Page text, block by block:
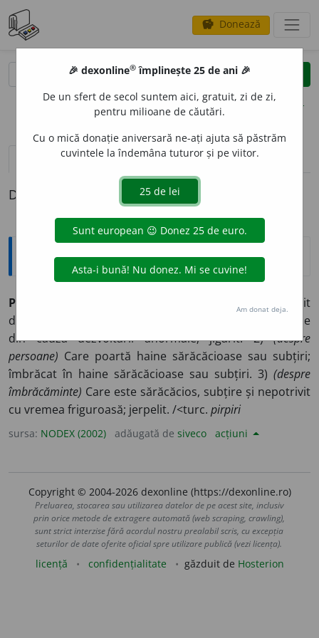
savings Donează
clear
opțiuni
definiții (1)
Definiția cu ID-ul 347771:
Explicative DEX
PIRPIR
Care s-a oprit
din dezvoltare sau a degenerat; cu dimensiuni reduse
din cauza dezvoltării anormale; jigărit. 2)(despre
persoane) Care poartă haine sărăcăcioase sau subțiri;
îmbrăcat în haine sărăcăcioase sau subțiri. 3) (despre
îmbrăcăminte) Care este sărăcăcios, subțire și nepotrivit
cu vremea friguroasă; jerpelit. /<turc. pirpiri
sursa: NODEX (2002) adăugată de siveco acțiuni
Copyright © 2004-2026 dexonline (https://dexonline.ro)
Preluarea, stocarea sau utilizarea datelor de pe acest site, inclusiv
prin orice metode de extragere automată (web scraping, crawling),
sunt strict interzise fără acordul nostru prealabil scris, cu excepția
seturilor de date oferite oficial spre utilizare publică (vezi licența).
licență confidențialitate găzduit de Hosterion
🎉 dexonline® împlinește 25 de ani 🎉
De un sfert de secol suntem aici, gratuit, zi de zi,
pentru milioane de căutări.
Cu o mică donație aniversară ne-ați ajuta să păstrăm
cuvintele la îndemâna tuturor și pe viitor.
Am donat deja.